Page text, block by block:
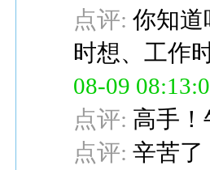
点评: 你知道
时想、工
08-09
点评: 高手！
点评: 辛苦了